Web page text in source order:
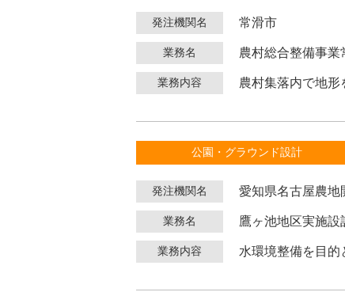
発注機関名 常滑市
業務名 農村総合整備事
業務内容 農村集落内で地
公園・グラウンド設計
発注機関名 愛知県名古屋農地
業務名 鷹ヶ池地区実施設
業務内容 水環境整備を目